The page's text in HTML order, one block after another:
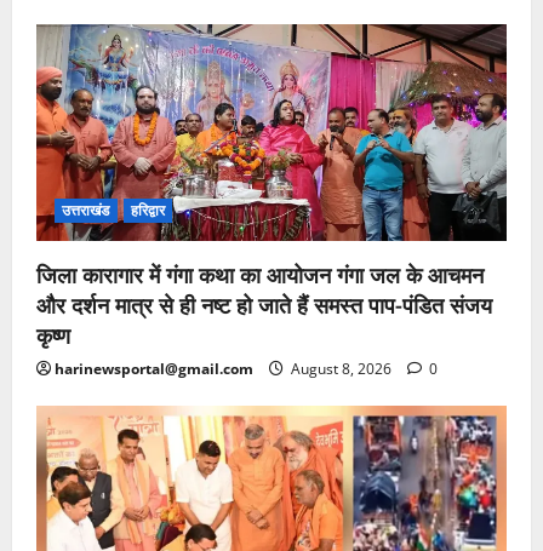
उत्तराखंड हरिद्वार
जिला कारागार में गंगा कथा का आयोजन गंगा जल के आचमन
और दर्शन मात्र से ही नष्ट हो जाते हैं समस्त पाप-पंडित संजय
कृष्ण
harinewsportal@gmail.com August 8, 2026 0